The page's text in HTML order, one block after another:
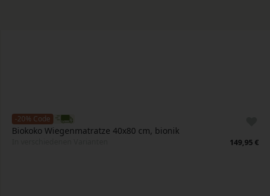
-20% Code
Biokoko Wiegenmatratze 40x80 cm, bionik
149,95 €